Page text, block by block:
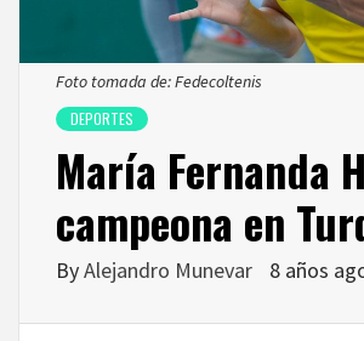
Foto tomada de: Fedecoltenis
DEPORTES
María Fernanda
campeona en
ByAlejandro Munevar 8 años